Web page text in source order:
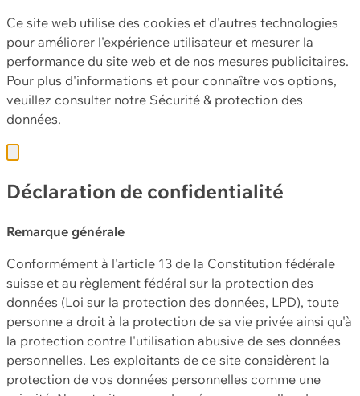
Ce site web utilise des cookies et d'autres technologies
pour améliorer l'expérience utilisateur et mesurer la
performance du site web et de nos mesures publicitaires.
Pour plus d'informations et pour connaître vos options,
veuillez consulter notre Sécurité & protection des
données.
Déclaration de confidentialité
Remarque générale
Conformément à l'article 13 de la Constitution fédérale
suisse et au règlement fédéral sur la protection des
données (Loi sur la protection des données, LPD), toute
personne a droit à la protection de sa vie privée ainsi qu'à
la protection contre l'utilisation abusive de ses données
personnelles. Les exploitants de ce site considèrent la
protection de vos données personnelles comme une